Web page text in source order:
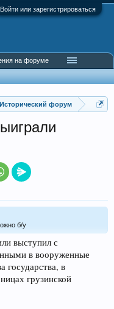
Войти или зарегистрироваться
Исторический форум
б/у
выступил с
в вооруженные
государства, в
грузинской
на форуме